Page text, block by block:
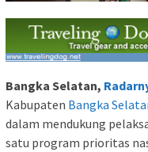
Bangka Selatan,
Kabupaten Bangka
dalam mendukung
satu program prioritas